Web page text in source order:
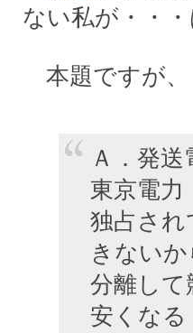
ない私が・・
本題ですが、
Ａ．発送
東京電力
独占さ
きない
分離して
安くなる